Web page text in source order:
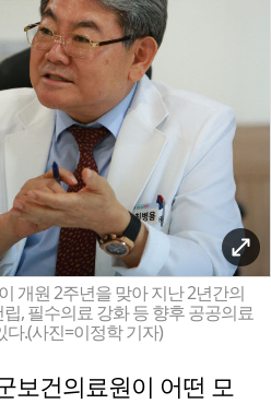
개원 2주년을 맞아 지난 2년간의
, 필수의료 강화 등 향후 공공의료
.(사진=이정학 기자)
보건의료원이 어떤 모